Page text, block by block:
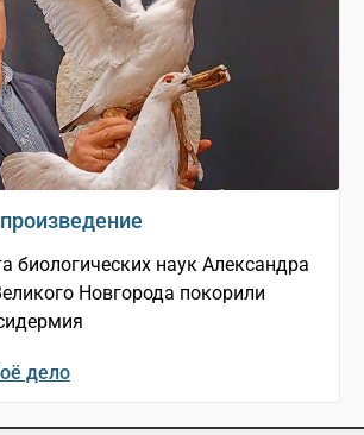
биологических наук Александра
Новгорода покорили
дело